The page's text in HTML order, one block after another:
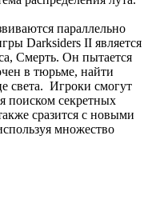
параллельно
Darksiders II является
Смерть. Он пытается
в тюрьме, найти
света. Игроки смогут
поиском секретных
сразится с новыми
множество